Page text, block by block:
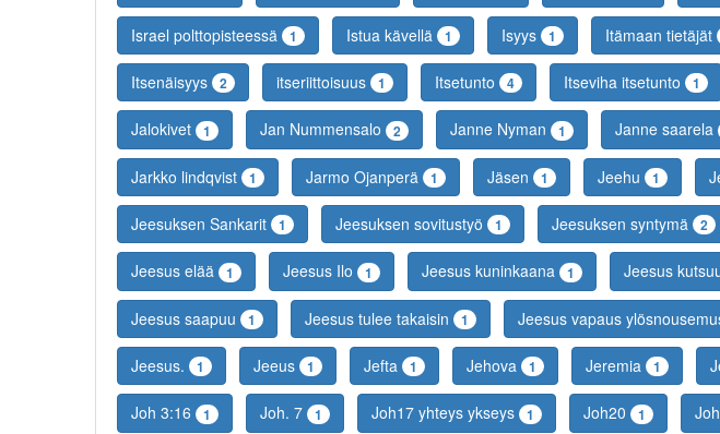
Israel polttopisteessä 1 Istua kävellä 1 Isyys 1 Itämaan tietäjät
Itsenäisyys 2 itseriittoisuus 1 Itsetunto 4 Itseviha itsetunto 1
Jalokivet 1 Jan Nummensalo 2 Janne Nyman 1 Janne saarela
Jarkko lindqvist 1 Jarmo Ojanperä 1 Jäsen 1 Jeehu 1
Jeesuksen Sankarit 1 Jeesuksen sovitustyö 1 Jeesuksen syntymä 2
Jeesus elää 1 Jeesus Ilo 1 Jeesus kuninkaana 1 Jeesus
Jeesus saapuu 1 Jeesus tulee takaisin 1 Jeesus vapaus
Jeesus. 1 Jeeus 1 Jefta 1 Jehova 1 Jeremia 1
Joh 3:16 1 Joh. 7 1 Joh17 yhteys ykseys 1 Joh20 1